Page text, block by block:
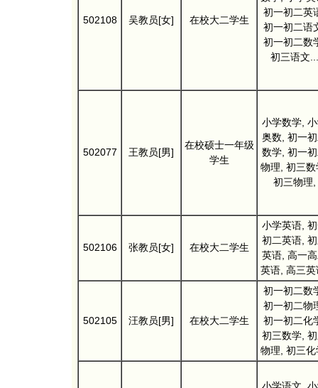
502108 吴教员[女] 在校大二学生
初一初二英
初一初二语
初一初二数
初三语文...
502077 王教员[男]
在校硕士一年级
学生
小学数学,
奥数, 初一
数学, 初一
物理, 初三数
初三物理,
502106 张教员[女] 在校大二学生
小学英语,
初二英语,
英语, 高一
英语, 高三英
502105 汪教员[男] 在校大二学生
初一初二数
初一初二物
初一初二化
初三数学,
物理, 初三化